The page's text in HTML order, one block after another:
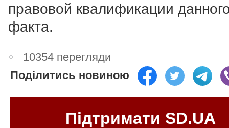
правовой квалификации
факта.
10354 перегляди
Поділитись новиною
Підтримати SD.UA